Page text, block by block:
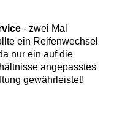
- zwei Mal
ein Reifenwechsel
nur ein auf die
angepasstes
gewährleistet!